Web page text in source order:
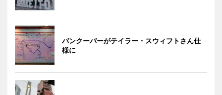
バンクーバーがテイラー・スウィフトさん仕
様に